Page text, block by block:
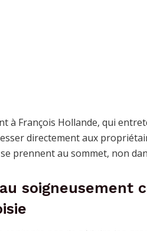
à François Hollande, qui
directement aux
prennent au sommet, non
soigneusement